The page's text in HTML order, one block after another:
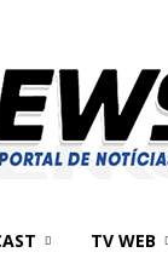
TV WEB